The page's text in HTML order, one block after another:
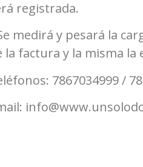
registrada.
medirá y pesará la
la factura y la misma la
7867034999 /